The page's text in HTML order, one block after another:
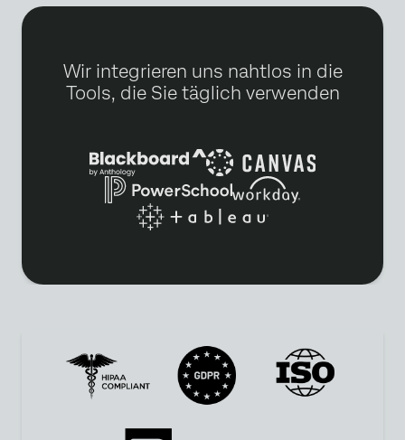
Wir integrieren uns nahtlos in die
Tools, die Sie täglich verwenden